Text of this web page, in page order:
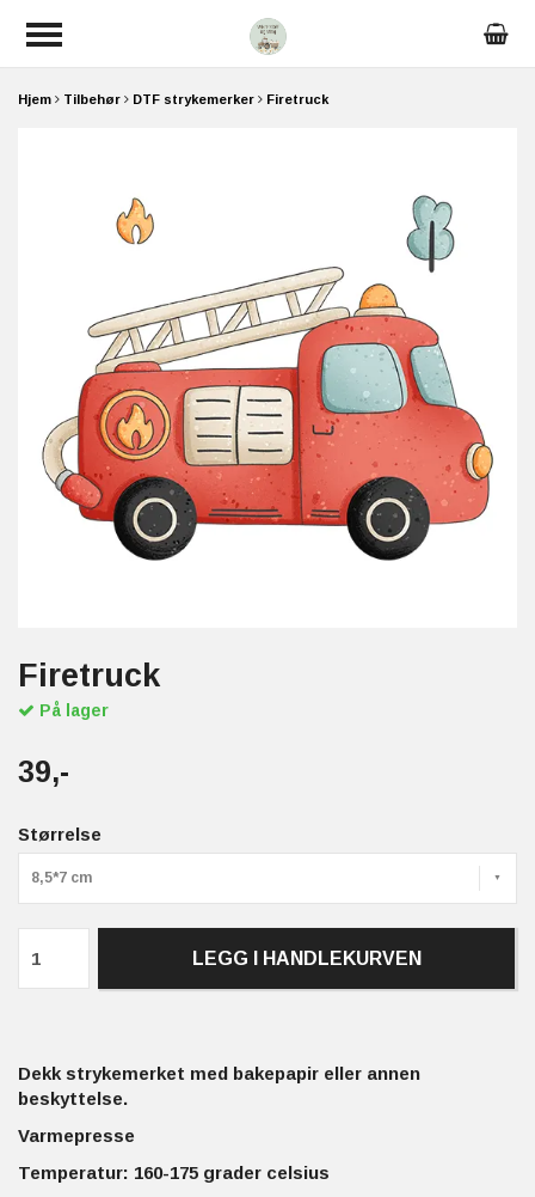
Hjem Tilbehør DTF strykemerker Firetruck
Firetruck
På lager
39,-
Størrelse
8,5*7 cm
LEGG I HANDLEKURVEN
Dekk strykemerket med bakepapir eller annen
beskyttelse.
Varmepresse
Temperatur: 160-175 grader celsius